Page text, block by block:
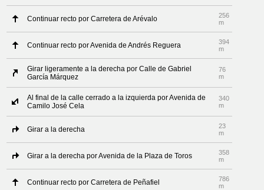
Continuar recto por Carretera de Arévalo
256
m
Continuar recto por Avenida de Andrés Reguera
394
m
Girar ligeramente a la derecha por Calle de Gabriel
García Márquez
76
m
Al final de la calle cerrado a la izquierda por Avenida de
Camilo José Cela
340
m
Girar a la derecha
23
m
Girar a la derecha por Avenida de la Plaza de Toros
358
m
Continuar recto por Carretera de Peñafiel
786
m